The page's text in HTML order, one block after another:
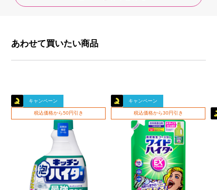
あわせて買いたい商品
キャンペーン
税込価格から50円引き
キャンペーン
税込価格から30円引き